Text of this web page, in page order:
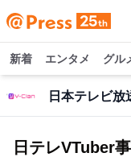
新着 エンタメ グル
日本テレビ放
日テレVTuber